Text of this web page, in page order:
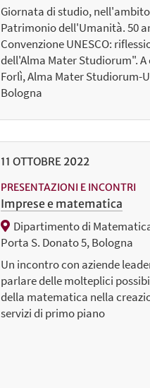
Giornata di studio,
Patrimonio dell'Umanità. 50
Convenzione UNESCO:
dell'Alma Mater Studiorum". A
Forlì, Alma Mater Studiorum-
Bologna
11 OTTOBRE 2022
PRESENTAZIONI E INCONTRI
Imprese e matematica
Dipartimento di
Porta S. Donato 5, Bologna
Un incontro con aziende
parlare delle molteplici
della matematica nella
servizi di primo piano